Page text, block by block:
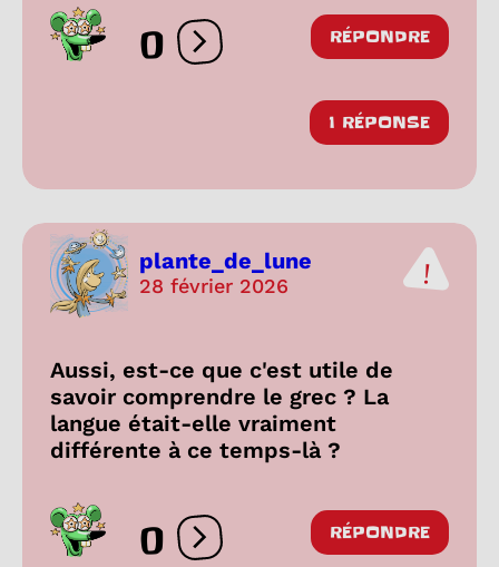
0 Ouvrir les réactions
RÉPONDRE
1 RÉPONSE
plante_de_lune
28 février 2026
Aussi, est-ce que c'est utile de
savoir comprendre le grec ? La
langue était-elle vraiment
différente à ce temps-là ?
0 Ouvrir les réactions
RÉPONDRE